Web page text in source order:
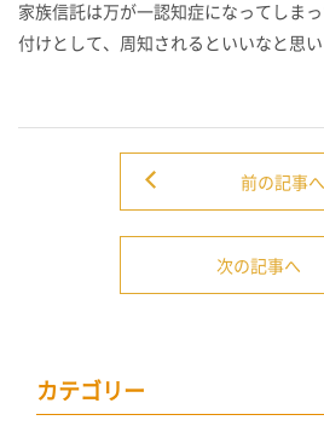
家族信託は万が一認知症になってしま
付けとして、周知されるといいなと思い
前の記事へ
次の記事へ
カテゴリー